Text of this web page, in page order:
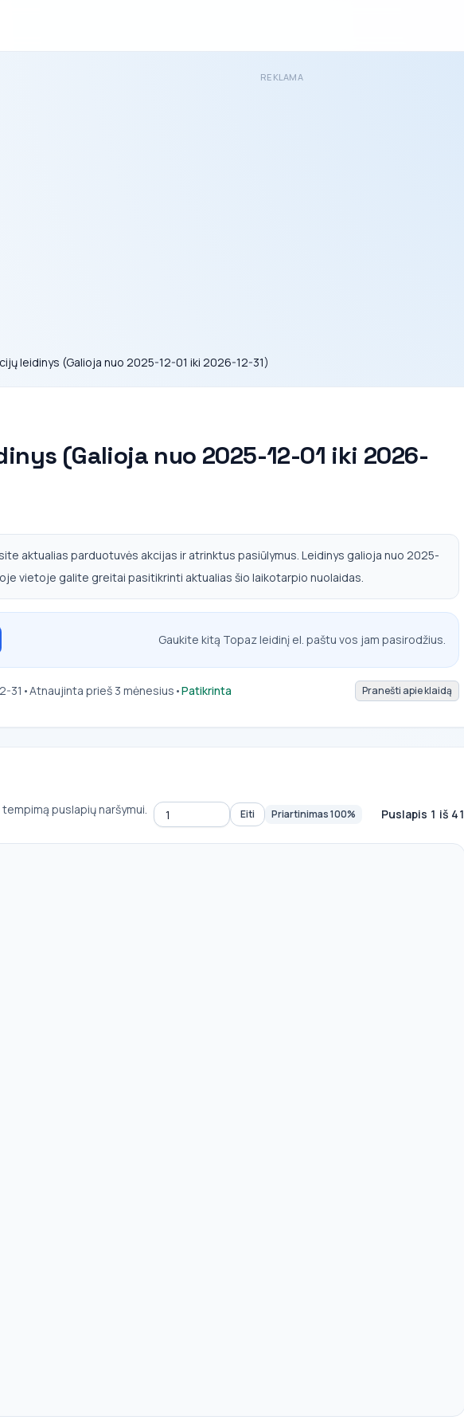
REKLAMA
leidinys (Galioja nuo 2025-12-01 iki 2026-12-31)
(Galioja nuo 2025-12-01 iki 2026-
aktualias parduotuvės akcijas ir atrinktus pasiūlymus. Leidinys galioja nuo 2025-
vietoje galite greitai pasitikrinti aktualias šio laikotarpio nuolaidas.
Gaukite kitą Topaz leidinį el. paštu vos jam pasirodžius.
31 •Atnaujinta prieš 3 mėnesius •Patikrinta Pranešti apie klaidą
puslapių naršymui.
Eiti į puslapį Eiti Priartinimas 100% Puslapis 1 iš 41